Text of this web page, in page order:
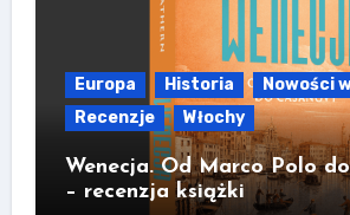
Europa Historia
Nowości
Recenzje
Włochy
Wenecja. Od Marco Polo
– recenzja książki